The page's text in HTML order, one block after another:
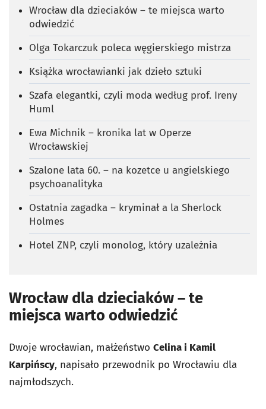
Wrocław dla dzieciaków – te miejsca warto
odwiedzić
Olga Tokarczuk poleca węgierskiego mistrza
Książka wrocławianki jak dzieło sztuki
Szafa elegantki, czyli moda według prof. Ireny
Huml
Ewa Michnik – kronika lat w Operze
Wrocławskiej
Szalone lata 60. – na kozetce u angielskiego
psychoanalityka
Ostatnia zagadka – kryminał a la Sherlock
Holmes
Hotel ZNP, czyli monolog, który uzależnia
Wrocław dla dzieciaków – te
miejsca warto odwiedzić
Dwoje wrocławian, małżeństwo Celina i Kamil
Karpińscy, napisało przewodnik po Wrocławiu dla
najmłodszych.